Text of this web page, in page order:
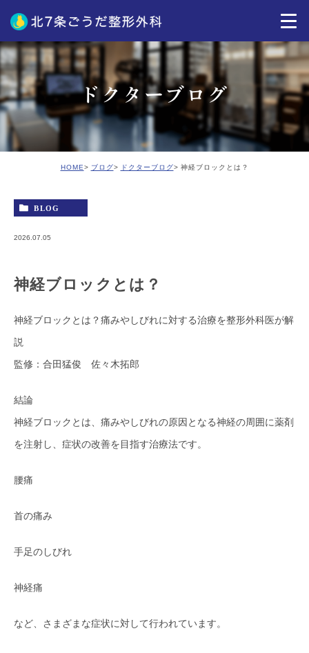
ドクターブログ
HOME ブログ ドクターブログ 神経ブロックとは？
BLOG
2026.07.05
神経ブロックとは？
神経ブロックとは？痛みやしびれに対する治療を整形外科医が解
説
監修：合田猛俊 佐々木拓郎
結論
神経ブロックとは、痛みやしびれの原因となる神経の周囲に薬剤
を注射し、症状の改善を目指す治療法です。
腰痛
首の痛み
手足のしびれ
神経痛
など、さまざまな症状に対して行われています。